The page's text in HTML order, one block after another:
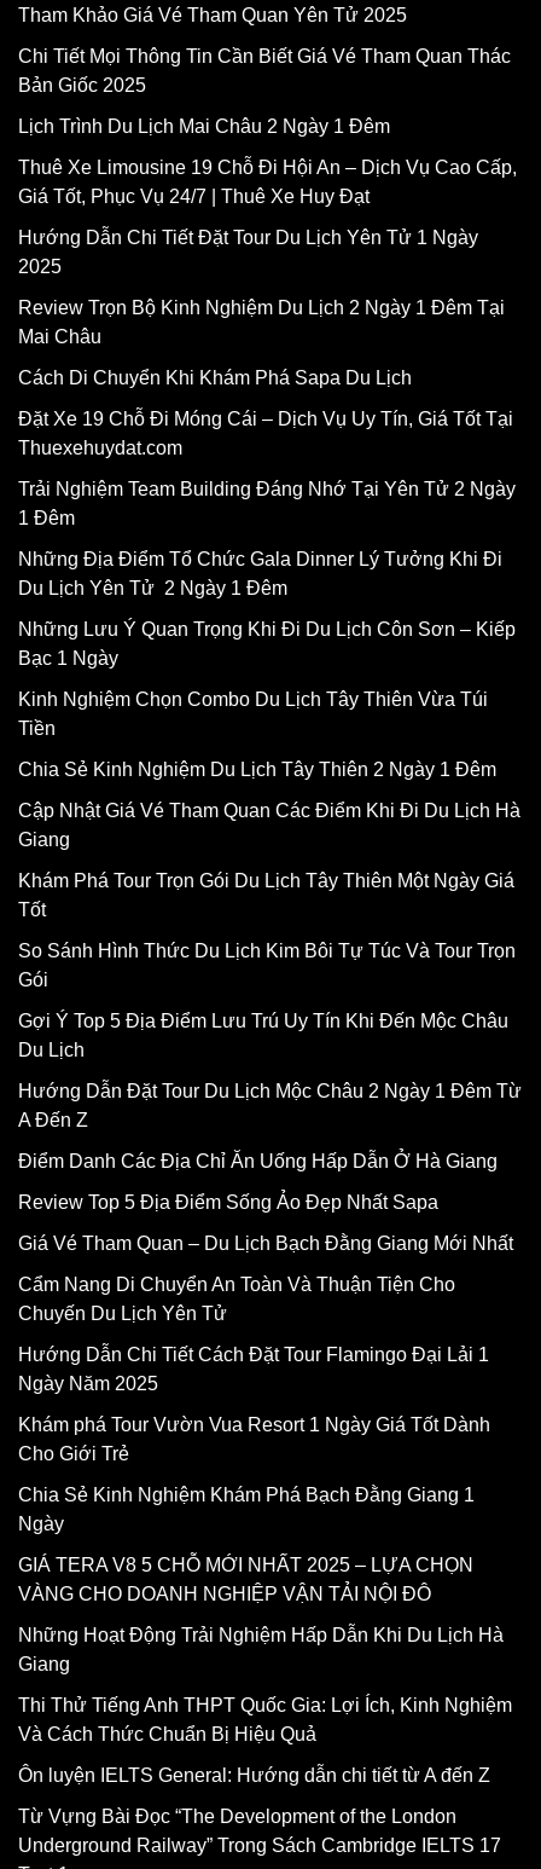
Tham Khảo Giá Vé Tham Quan Yên Tử 2025
Chi Tiết Mọi Thông Tin Cần Biết Giá Vé Tham Quan Thác
Bản Giốc 2025
Lịch Trình Du Lịch Mai Châu 2 Ngày 1 Đêm
Thuê Xe Limousine 19 Chỗ Đi Hội An – Dịch Vụ Cao Cấp,
Giá Tốt, Phục Vụ 24/7 | Thuê Xe Huy Đạt
Hướng Dẫn Chi Tiết Đặt Tour Du Lịch Yên Tử 1 Ngày
2025
Review Trọn Bộ Kinh Nghiệm Du Lịch 2 Ngày 1 Đêm Tại
Mai Châu
Cách Di Chuyển Khi Khám Phá Sapa Du Lịch
Đặt Xe 19 Chỗ Đi Móng Cái – Dịch Vụ Uy Tín, Giá Tốt Tại
Thuexehuydat.com
Trải Nghiệm Team Building Đáng Nhớ Tại Yên Tử 2 Ngày
1 Đêm
Những Địa Điểm Tổ Chức Gala Dinner Lý Tưởng Khi Đi
Du Lịch Yên Tử 2 Ngày 1 Đêm
Những Lưu Ý Quan Trọng Khi Đi Du Lịch Côn Sơn – Kiếp
Bạc 1 Ngày
Kinh Nghiệm Chọn Combo Du Lịch Tây Thiên Vừa Túi
Tiền
Chia Sẻ Kinh Nghiệm Du Lịch Tây Thiên 2 Ngày 1 Đêm
Cập Nhật Giá Vé Tham Quan Các Điểm Khi Đi Du Lịch Hà
Giang
Khám Phá Tour Trọn Gói Du Lịch Tây Thiên Một Ngày Giá
Tốt
So Sánh Hình Thức Du Lịch Kim Bôi Tự Túc Và Tour Trọn
Gói
Gợi Ý Top 5 Địa Điểm Lưu Trú Uy Tín Khi Đến Mộc Châu
Du Lịch
Hướng Dẫn Đặt Tour Du Lịch Mộc Châu 2 Ngày 1 Đêm Từ
A Đến Z
Điểm Danh Các Địa Chỉ Ăn Uống Hấp Dẫn Ở Hà Giang
Review Top 5 Địa Điểm Sống Ảo Đẹp Nhất Sapa
Giá Vé Tham Quan – Du Lịch Bạch Đằng Giang Mới Nhất
Cẩm Nang Di Chuyển An Toàn Và Thuận Tiện Cho
Chuyến Du Lịch Yên Tử
Hướng Dẫn Chi Tiết Cách Đặt Tour Flamingo Đại Lải 1
Ngày Năm 2025
Khám phá Tour Vườn Vua Resort 1 Ngày Giá Tốt Dành
Cho Giới Trẻ
Chia Sẻ Kinh Nghiệm Khám Phá Bạch Đằng Giang 1
Ngày
GIÁ TERA V8 5 CHỖ MỚI NHẤT 2025 – LỰA CHỌN
VÀNG CHO DOANH NGHIỆP VẬN TẢI NỘI ĐÔ
Những Hoạt Động Trải Nghiệm Hấp Dẫn Khi Du Lịch Hà
Giang
Thi Thử Tiếng Anh THPT Quốc Gia: Lợi Ích, Kinh Nghiệm
Và Cách Thức Chuẩn Bị Hiệu Quả
Ôn luyện IELTS General: Hướng dẫn chi tiết từ A đến Z
Từ Vựng Bài Đọc “The Development of the London
Underground Railway” Trong Sách Cambridge IELTS 17